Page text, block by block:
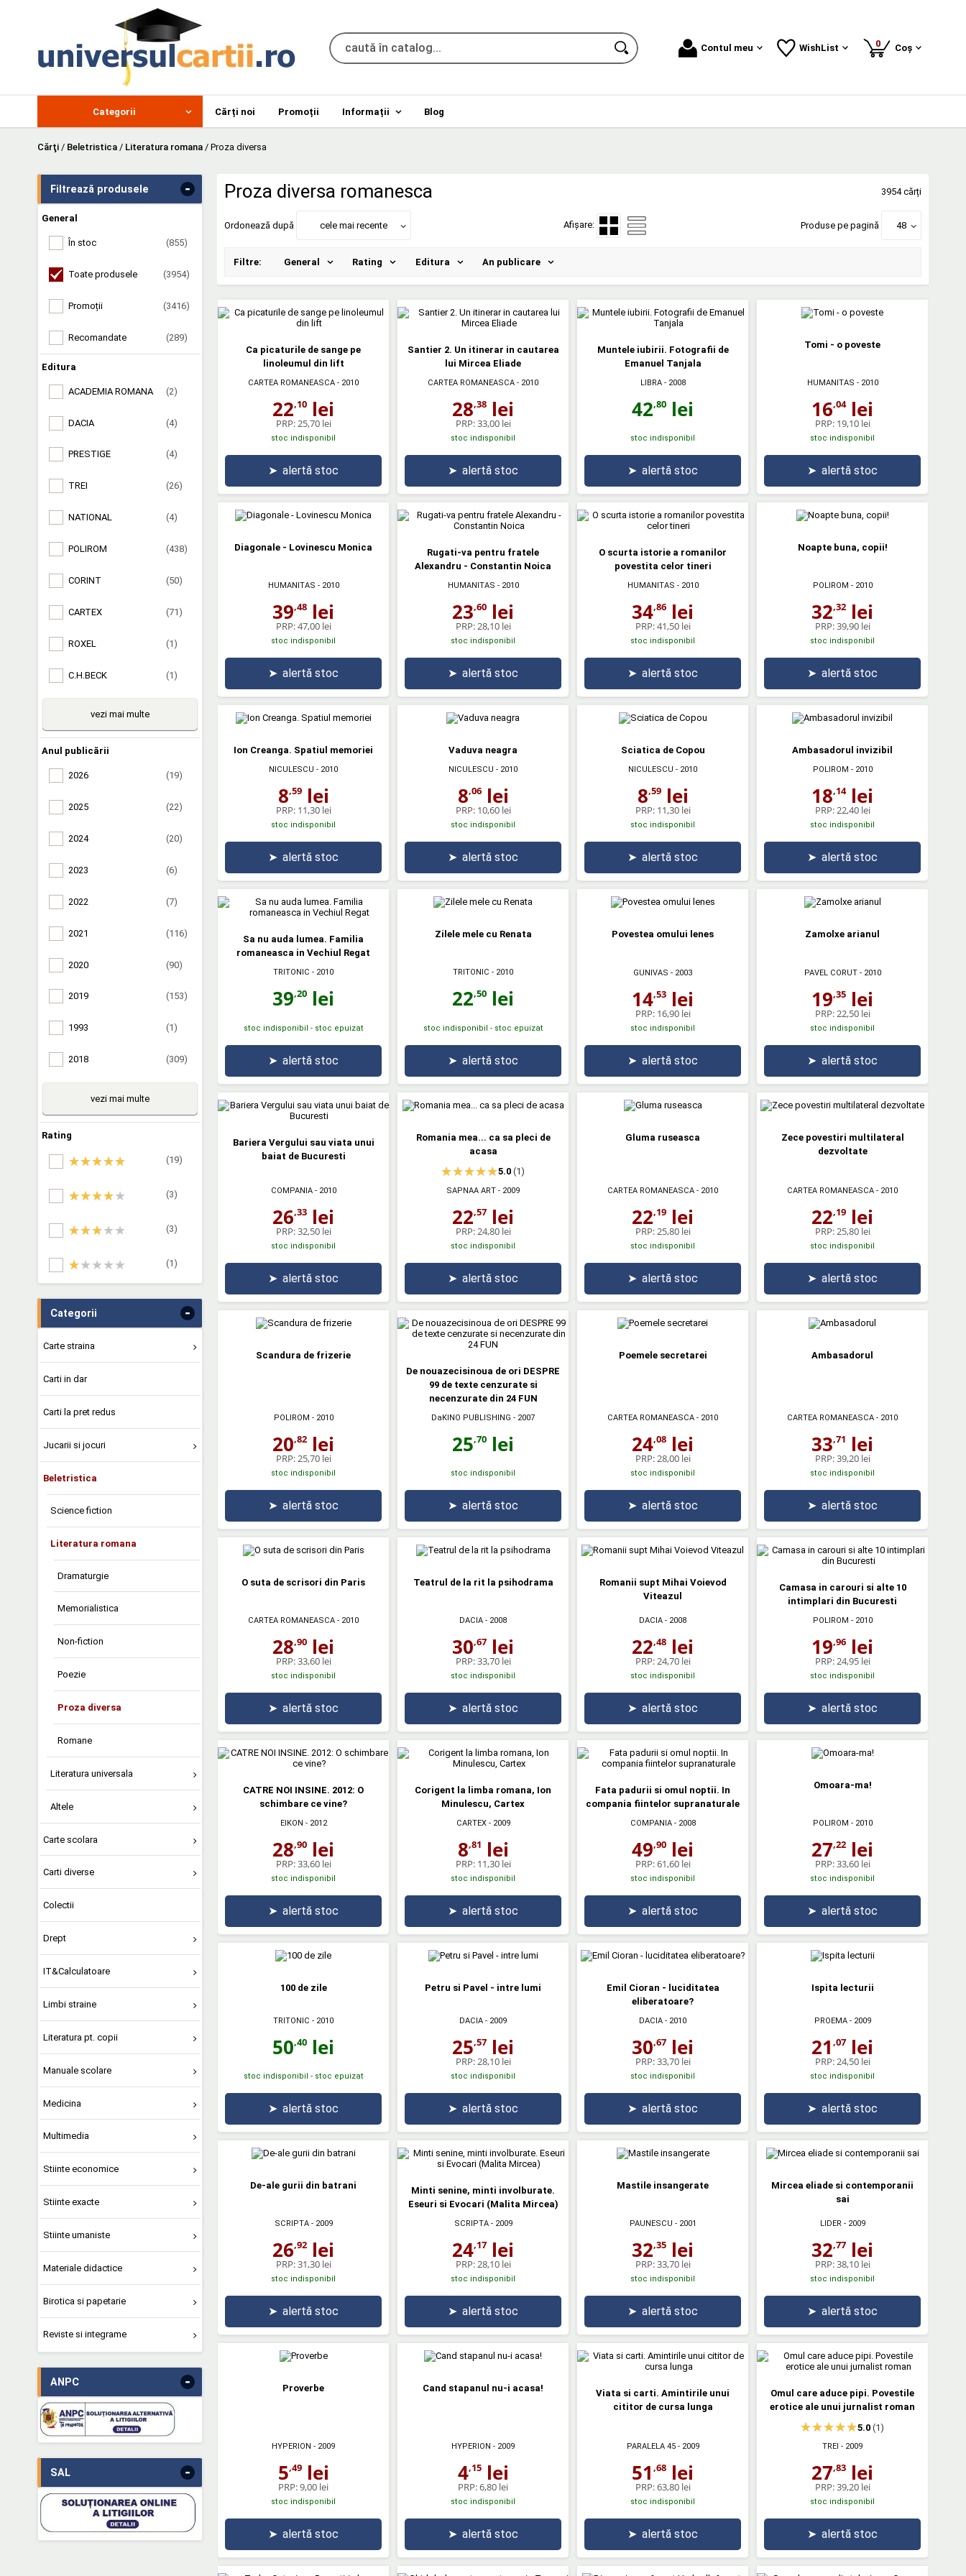
Contul meu WishList 0produse
Coș
Categorii Cărți noi Promoții Informații Blog
Cărţi / Beletristica / Literatura romana / Proza diversa
Filtrează produsele -
General
În stoc (855)
Toate produsele (3954)
Promoții (3416)
Recomandate (289)
Editura
ACADEMIA ROMANA (2)
DACIA (4)
PRESTIGE (4)
TREI (26)
NATIONAL (4)
POLIROM (438)
CORINT (50)
CARTEX (71)
ROXEL (1)
C.H.BECK (1)
vezi mai multe
Anul publicării
2026 (19)
2025 (22)
2024 (20)
2023 (6)
2022 (7)
2021 (116)
2020 (90)
2019 (153)
1993 (1)
2018 (309)
vezi mai multe
Rating
(19)
(3)
(3)
(1)
Categorii -
Carte straina
Carti in dar
Carti la pret redus
Jucarii si jocuri
Beletristica
Science fiction
Literatura romana
Dramaturgie
Memorialistica
Non-fiction
Poezie
Proza diversa
Romane
Literatura universala
Altele
Carte scolara
Carti diverse
Colectii
Drept
IT&Calculatoare
Limbi straine
Literatura pt. copii
Manuale scolare
Medicina
Multimedia
Stiinte economice
Stiinte exacte
Stiinte umaniste
Materiale didactice
Birotica si papetarie
Reviste si integrame
ANPC -
SAL -
Proza diversa romanesca 3954 cărți
Ordonează după cele mai recente Afișare: Produse pe pagină 48
Filtre: General Rating Editura An publicare
Ca picaturile de sange pe
linoleumul din lift
CARTEA ROMANEASCA - 2010
22,10 lei
PRP:25,70 lei
stoc indisponibil
➤ alertă stoc
Santier 2. Un itinerar in cautarea
lui Mircea Eliade
CARTEA ROMANEASCA - 2010
28,38 lei
PRP:33,00 lei
stoc indisponibil
➤ alertă stoc
Muntele iubirii. Fotografii de
Emanuel Tanjala
LIBRA- 2008
42,80 lei
stoc indisponibil
➤ alertă stoc
Tomi - o poveste
HUMANITAS - 2010
16,04lei
PRP: 19,10 lei
stoc indisponibil
➤ alertă stoc
Diagonale - Lovinescu Monica
HUMANITAS - 2010
39,48 lei
PRP:47,00 lei
stoc indisponibil
➤ alertă stoc
Rugati-va pentru fratele
Alexandru - Constantin Noica
HUMANITAS - 2010
23,60 lei
PRP:28,10 lei
stoc indisponibil
➤ alertă stoc
O scurta istorie a romanilor
povestita celor tineri
HUMANITAS - 2010
34,86 lei
PRP:41,50 lei
stoc indisponibil
➤ alertă stoc
Noapte buna, copii!
POLIROM - 2010
32,32 lei
PRP:39,90 lei
stoc indisponibil
➤ alertă stoc
Ion Creanga. Spatiul memoriei
NICULESCU - 2010
8,59lei
PRP: 11,30 lei
stoc indisponibil
➤ alertă stoc
Vaduva neagra
NICULESCU - 2010
8,06lei
PRP: 10,60 lei
stoc indisponibil
➤ alertă stoc
Sciatica de Copou
NICULESCU - 2010
8,59lei
PRP: 11,30 lei
stoc indisponibil
➤ alertă stoc
Ambasadorul invizibil
POLIROM - 2010
18,14lei
PRP:22,40 lei
stoc indisponibil
➤ alertă stoc
Sa nu auda lumea. Familia
romaneasca in Vechiul Regat
TRITONIC - 2010
39,20 lei
stoc indisponibil - stoc epuizat
➤ alertă stoc
Zilele mele cu Renata
TRITONIC - 2010
22,50 lei
stoc indisponibil - stoc epuizat
➤ alertă stoc
Povestea omului lenes
GUNIVAS - 2003
14,53 lei
PRP: 16,90 lei
stoc indisponibil
➤ alertă stoc
Zamolxe arianul
PAVEL CORUT- 2010
19,35 lei
PRP:22,50 lei
stoc indisponibil
➤ alertă stoc
Bariera Vergului sau viata unui
baiat de Bucuresti
COMPANIA- 2010
26,33 lei
PRP:32,50 lei
stoc indisponibil
➤ alertă stoc
Romania mea... ca sa pleci de
acasa
5.0(1)
SAPNAA ART - 2009
22,57 lei
PRP:24,80 lei
stoc indisponibil
➤ alertă stoc
Gluma ruseasca
CARTEA ROMANEASCA - 2010
22,19 lei
PRP:25,80 lei
stoc indisponibil
➤ alertă stoc
Zece povestiri multilateral
dezvoltate
CARTEA ROMANEASCA - 2010
22,19 lei
PRP:25,80 lei
stoc indisponibil
➤ alertă stoc
Scandura de frizerie
POLIROM - 2010
20,82 lei
PRP:25,70 lei
stoc indisponibil
➤ alertă stoc
De nouazecisinoua de ori DESPRE
99 de texte cenzurate si
necenzurate din 24 FUN
DaKINO PUBLISHING - 2007
25,70 lei
stoc indisponibil
➤ alertă stoc
Poemele secretarei
CARTEA ROMANEASCA - 2010
24,08 lei
PRP:28,00 lei
stoc indisponibil
➤ alertă stoc
Ambasadorul
CARTEA ROMANEASCA - 2010
33,71 lei
PRP:39,20 lei
stoc indisponibil
➤ alertă stoc
O suta de scrisori din Paris
CARTEA ROMANEASCA - 2010
28,90 lei
PRP:33,60 lei
stoc indisponibil
➤ alertă stoc
Teatrul de la rit la psihodrama
DACIA - 2008
30,67 lei
PRP:33,70 lei
stoc indisponibil
➤ alertă stoc
Romanii supt Mihai Voievod
Viteazul
DACIA - 2008
22,48 lei
PRP:24,70 lei
stoc indisponibil
➤ alertă stoc
Camasa in carouri si alte 10
intimplari din Bucuresti
POLIROM - 2010
19,96 lei
PRP:24,95 lei
stoc indisponibil
➤ alertă stoc
CATRE NOI INSINE. 2012: O
schimbare ce vine?
EIKON - 2012
28,90 lei
PRP:33,60 lei
stoc indisponibil
➤ alertă stoc
Corigent la limba romana, Ion
Minulescu, Cartex
CARTEX- 2009
8,81 lei
PRP: 11,30 lei
stoc indisponibil
➤ alertă stoc
Fata padurii si omul noptii. In
compania fiintelor supranaturale
COMPANIA- 2008
49,90 lei
PRP:61,60 lei
stoc indisponibil
➤ alertă stoc
Omoara-ma!
POLIROM - 2010
27,22 lei
PRP:33,60 lei
stoc indisponibil
➤ alertă stoc
100 de zile
TRITONIC - 2010
50,40 lei
stoc indisponibil - stoc epuizat
➤ alertă stoc
Petru si Pavel - intre lumi
DACIA - 2009
25,57 lei
PRP:28,10 lei
stoc indisponibil
➤ alertă stoc
Emil Cioran - luciditatea
eliberatoare?
DACIA - 2010
30,67 lei
PRP:33,70 lei
stoc indisponibil
➤ alertă stoc
Ispita lecturii
PROEMA- 2009
21 ,07 lei
PRP:24,50 lei
stoc indisponibil
➤ alertă stoc
De-ale gurii din batrani
SCRIPTA- 2009
26,92 lei
PRP:31,30 lei
stoc indisponibil
➤ alertă stoc
Minti senine, minti involburate.
Eseuri si Evocari (Malita Mircea)
SCRIPTA- 2009
24,17 lei
PRP:28,10 lei
stoc indisponibil
➤ alertă stoc
Mastile insangerate
PAUNESCU - 2001
32,35 lei
PRP:33,70 lei
stoc indisponibil
➤ alertă stoc
Mircea eliade si contemporanii
sai
LIDER- 2009
32,77 lei
PRP:38,10 lei
stoc indisponibil
➤ alertă stoc
Proverbe
HYPERION - 2009
5,49lei
PRP:9,00 lei
stoc indisponibil
➤ alertă stoc
Cand stapanul nu-i acasa!
HYPERION - 2009
4,15lei
PRP:6,80 lei
stoc indisponibil
➤ alertă stoc
Viata si carti. Amintirile unui
cititor de cursa lunga
PARALELA 45- 2009
51 ,68 lei
PRP:63,80 lei
stoc indisponibil
➤ alertă stoc
Omul care aduce pipi. Povestile
erotice ale unui jurnalist roman
5.0(1)
TREI - 2009
27,83 lei
PRP:39,20 lei
stoc indisponibil
➤ alertă stoc